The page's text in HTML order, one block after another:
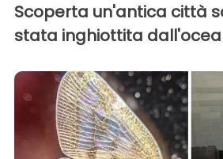
Scoperta un'antica città
stata inghiottita